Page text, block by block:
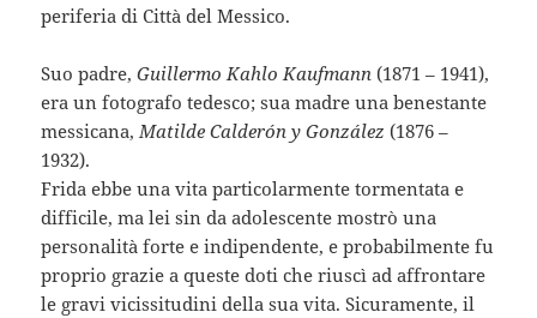
periferia di Città del Messico.
Suo padre,Guillermo Kahlo Kaufmann (1871 – 1941),
era un fotografo tedesco; sua madre una benestante
messicana, Matilde Calderón y González (1876 –
1932).
Frida ebbe una vita particolarmente tormentata e
difficile, ma lei sin da adolescente mostrò una
personalità forte e indipendente, e probabilmente fu
proprio grazie a queste doti che riuscì ad affrontare
le gravi vicissitudini della sua vita. Sicuramente, il